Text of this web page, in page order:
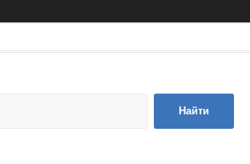
Найти